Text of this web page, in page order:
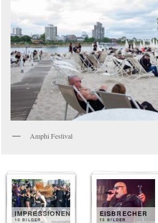
Amphi Festival
IMPRESSIONEN
10 BILDER
EISBRECHER
15 BILDER